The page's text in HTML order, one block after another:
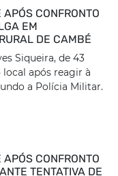
APÓS CONFRONTO
EM
DE CAMBÉ
Siqueira, de 43
após reagir à
a Polícia Militar.
APÓS CONFRONTO
TENTATIVA DE